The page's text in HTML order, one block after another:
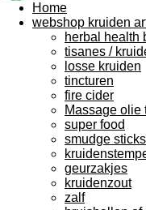
Home
webshop kruiden
herbal health
tisanes /
losse kruiden
tincturen
fire cider
Massage olie
super food
smudge
geurzakjes
kruidenzout
zalf